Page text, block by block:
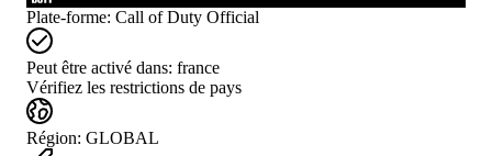
Plate-forme: Call of Duty Official
Peut être activé dans: france
Vérifiez les restrictions de pays
Région: GLOBAL